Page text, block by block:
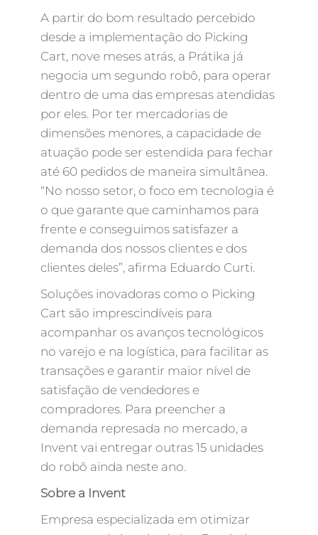
A partir do bom resultado percebido
desde a implementação do Picking
Cart, nove meses atrás, a Prátika já
negocia um segundo robô, para operar
dentro de uma das empresas atendidas
por eles. Por ter mercadorias de
dimensões menores, a capacidade de
atuação pode ser estendida para fechar
até 60 pedidos de maneira simultânea.
“No nosso setor, o foco em tecnologia é
o que garante que caminhamos para
frente e conseguimos satisfazer a
demanda dos nossos clientes e dos
clientes deles”, afirma Eduardo Curti.
Soluções inovadoras como o Picking
Cart são imprescindíveis para
acompanhar os avanços tecnológicos
no varejo e na logística, para facilitar as
transações e garantir maior nível de
satisfação de vendedores e
compradores. Para preencher a
demanda represada no mercado, a
Invent vai entregar outras 15 unidades
do robô ainda neste ano.
Sobre a Invent
Empresa especializada em otimizar